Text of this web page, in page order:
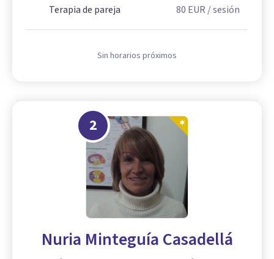
Terapia de pareja
80 EUR / sesión
Sin horarios próximos
2
Nuria Minteguía Casadellá